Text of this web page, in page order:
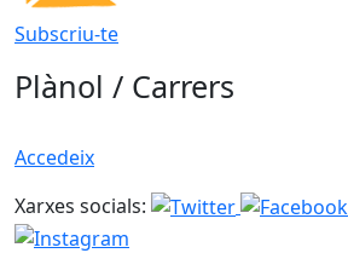
Subscriu-te
Plànol / Carrers
Accedeix
Xarxes socials: